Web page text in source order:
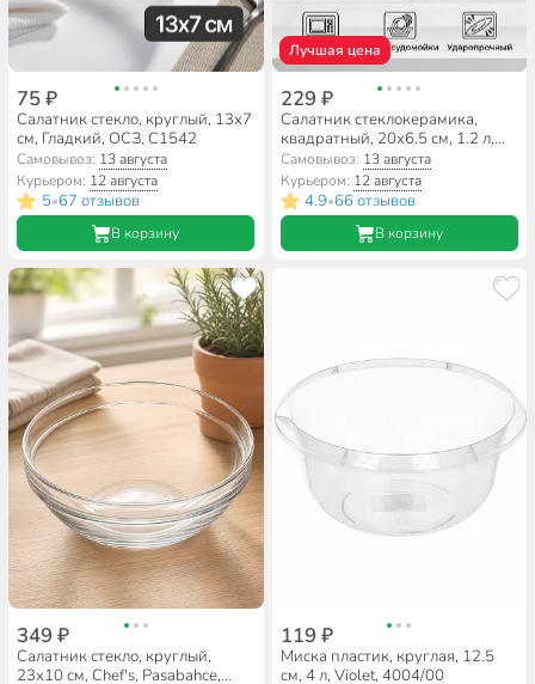
75 ₽
Салатник стекло, круглый, 13х7
см, Гладкий, ОСЗ, С1542
Самовывоз: 13 августа
Курьером: 12 августа
5•67 отзывов
В корзину
Лучшая цена
229 ₽
Салатник стеклокерамика,
квадратный, 20х6.5 см, 1.2 л,
Белый Квадро, Daniks, FFW-
90/NFW90T
Самовывоз: 13 августа
Курьером: 12 августа
4.9•66 отзывов
В корзину
349 ₽
Салатник стекло, круглый,
23х10 см, Chef's, Pasabahce,
119 ₽
Миска пластик, круглая, 12.5
см, 4 л, Violet, 4004/00